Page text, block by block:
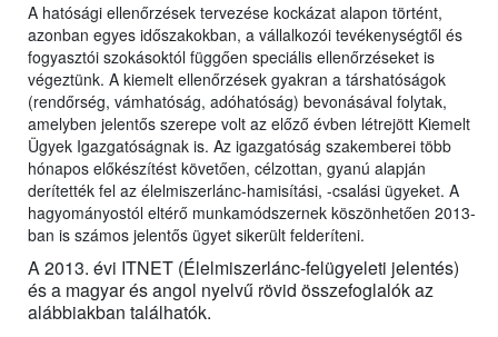
A hatósági ellenőrzések tervezése kockázat alapon történt,
azonban egyes időszakokban, a vállalkozói tevékenységtől és
fogyasztói szokásoktól függően speciális ellenőrzéseket is
végeztünk. A kiemelt ellenőrzések gyakran a társhatóságok
(rendőrség, vámhatóság, adóhatóság) bevonásával folytak,
amelyben jelentős szerepe volt az előző évben létrejött Kiemelt
Ügyek Igazgatóságnak is. Az igazgatóság szakemberei több
hónapos előkészítést követően, célzottan, gyanú alapján
derítették fel az élelmiszerlánc-hamisítási, -csalási ügyeket. A
hagyományostól eltérő munkamódszernek köszönhetően 2013-
ban is számos jelentős ügyet sikerült felderíteni.
A 2013. évi ITNET (Élelmiszerlánc-felügyeleti jelentés)
és a magyar és angol nyelvű rövid összefoglalók az
alábbiakban találhatók.